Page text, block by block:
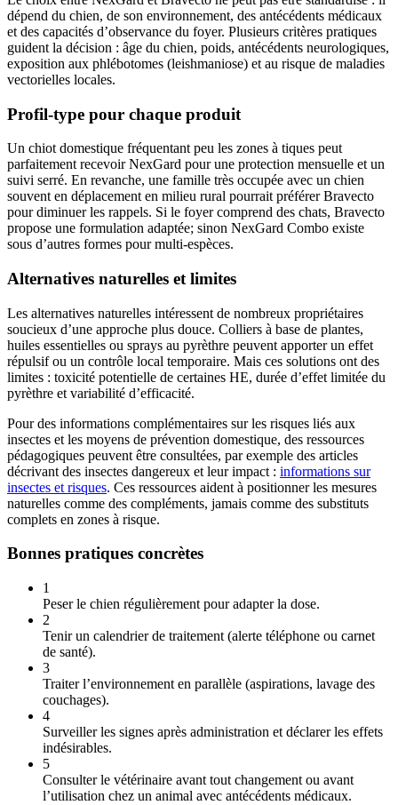
dépend du chien, de son environnement, des antécédents médicaux
et des capacités d’observance du foyer. Plusieurs critères pratiques
guident la décision : âge du chien, poids, antécédents neurologiques,
exposition aux phlébotomes (leishmaniose) et au risque de maladies
vectorielles locales.
Profil-type pour chaque produit
Un chiot domestique fréquentant peu les zones à tiques peut
parfaitement recevoir NexGard pour une protection mensuelle et un
suivi serré. En revanche, une famille très occupée avec un chien
souvent en déplacement en milieu rural pourrait préférer Bravecto
pour diminuer les rappels. Si le foyer comprend des chats, Bravecto
propose une formulation adaptée; sinon NexGard Combo existe
sous d’autres formes pour multi-espèces.
Alternatives naturelles et limites
Les alternatives naturelles intéressent de nombreux propriétaires
soucieux d’une approche plus douce. Colliers à base de plantes,
huiles essentielles ou sprays au pyrèthre peuvent apporter un effet
répulsif ou un contrôle local temporaire. Mais ces solutions ont des
limites : toxicité potentielle de certaines HE, durée d’effet limitée du
pyrèthre et variabilité d’efficacité.
Pour des informations complémentaires sur les risques liés aux
insectes et les moyens de prévention domestique, des ressources
pédagogiques peuvent être consultées, par exemple des articles
décrivant des insectes dangereux et leur impact : informations sur
insectes et risques. Ces ressources aident à positionner les mesures
naturelles comme des compléments, jamais comme des substituts
complets en zones à risque.
Bonnes pratiques concrètes
1
Peser le chien régulièrement pour adapter la dose.
2
Tenir un calendrier de traitement (alerte téléphone ou carnet
de santé).
3
Traiter l’environnement en parallèle (aspirations, lavage des
couchages).
4
Surveiller les signes après administration et déclarer les effets
indésirables.
5
Consulter le vétérinaire avant tout changement ou avant
l’utilisation chez un animal avec antécédents médicaux.